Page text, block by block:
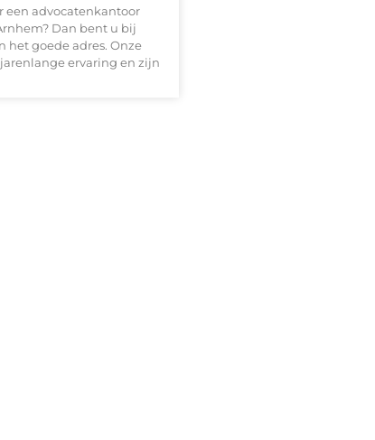
een advocatenkantoor
Dan bent u bij
het goede adres. Onze
ervaring en zijn